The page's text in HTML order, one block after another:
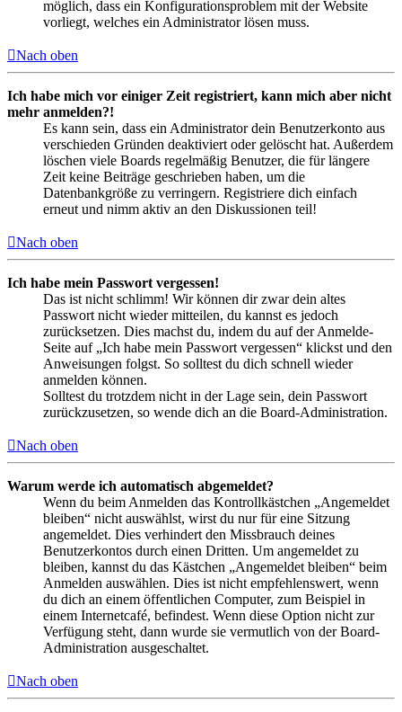
möglich, dass ein Konfigurationsproblem mit der Website
vorliegt, welches ein Administrator lösen muss.
Nach oben
Ich habe mich vor einiger Zeit registriert, kann mich aber nicht
mehr anmelden?!
Es kann sein, dass ein Administrator dein Benutzerkonto aus
verschieden Gründen deaktiviert oder gelöscht hat. Außerdem
löschen viele Boards regelmäßig Benutzer, die für längere
Zeit keine Beiträge geschrieben haben, um die
Datenbankgröße zu verringern. Registriere dich einfach
erneut und nimm aktiv an den Diskussionen teil!
Nach oben
Ich habe mein Passwort vergessen!
Das ist nicht schlimm! Wir können dir zwar dein altes
Passwort nicht wieder mitteilen, du kannst es jedoch
zurücksetzen. Dies machst du, indem du auf der Anmelde-
Seite auf „Ich habe mein Passwort vergessen“ klickst und den
Anweisungen folgst. So solltest du dich schnell wieder
anmelden können.
Solltest du trotzdem nicht in der Lage sein, dein Passwort
zurückzusetzen, so wende dich an die Board-Administration.
Nach oben
Warum werde ich automatisch abgemeldet?
Wenn du beim Anmelden das Kontrollkästchen „Angemeldet
bleiben“ nicht auswählst, wirst du nur für eine Sitzung
angemeldet. Dies verhindert den Missbrauch deines
Benutzerkontos durch einen Dritten. Um angemeldet zu
bleiben, kannst du das Kästchen „Angemeldet bleiben“ beim
Anmelden auswählen. Dies ist nicht empfehlenswert, wenn
du dich an einem öffentlichen Computer, zum Beispiel in
einem Internetcafé, befindest. Wenn diese Option nicht zur
Verfügung steht, dann wurde sie vermutlich von der Board-
Administration ausgeschaltet.
Nach oben